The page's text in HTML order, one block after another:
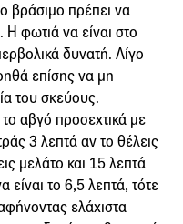
βράσιμο πρέπει να
φωτιά να είναι στο
δυνατή. Λίγο
επίσης να μη
του σκεύους.
αβγό προσεχτικά με
3 λεπτά αν το θέλεις
μελάτο και 15 λεπτά
είναι το 6,5 λεπτά, τότε
ελάχιστα